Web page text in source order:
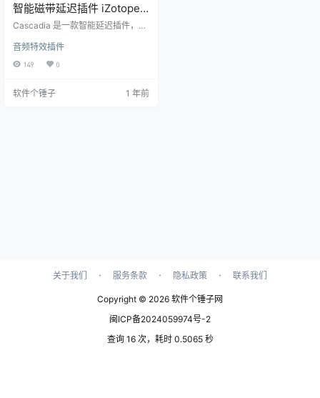
智能磁带延迟插件 iZotope
Cascadia Win1.1.0 /
·R2837】
Cascadia 是一款智能延迟插件，旨
声、紧凑的 slapback 和创意纹理。
通过简单的自适应解封，它能让乐
智能延迟：使用节拍同步或基于时
音频特效插件
149 0
软件个锤子 1 年前
关于我们 · 服务条款 · 隐私政策 · 联系我们
Copyright © 2026 软件个锤子网
闽ICP备2024059974号-2
查询 16 次，耗时 0.5065 秒